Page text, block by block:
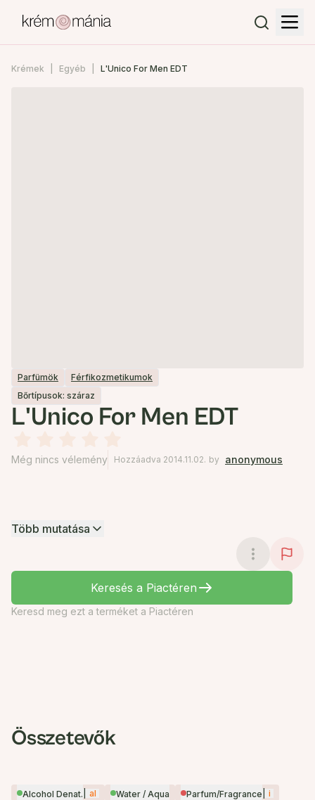
Krémek Egyéb L'Unico For Men EDT
Parfümök
Férfikozmetikumok
Bőrtípusok: száraz
L'Unico For Men EDT
Még nincs vélemény Hozzáadva 2014.11.02. by anonymous
Több mutatása
Keresés a Piactéren
Keresd meg ezt a terméket a Piactéren
Összetevők
Alcohol Denat. al Water / Aqua Parfum/Fragrance
i